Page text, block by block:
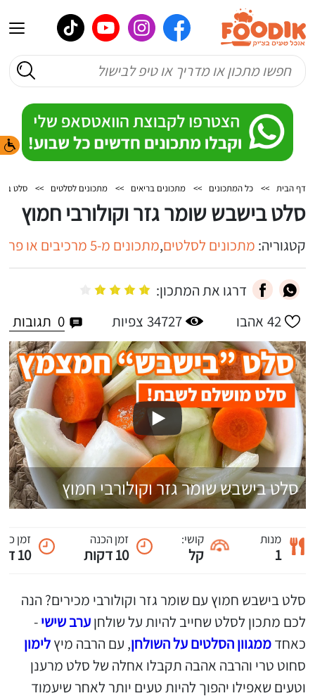
דף הבית >> כל המתכונים >> מתכונים בריאים >> מתכונים לסלטים >> סלט
סלט בישבש שומר גזר וקולורבי חמוץ
קטגוריה: מתכונים לסלטים,מתכונים מ-5 מרכיבים או פחות
דרגו את המתכון:
42 אהבו 34727 צפיות 0 תגובות
סלט בישבש שומר גזר וקולורבי חמוץ
מנות
1
קושי:
קל
זמן הכנה
10 דקות
זמן
10 דקות
סלט בישבש חמוץ עם שומר גזר וקולורבי מכירים? הנה
לכם מתכון לסלט שחייב להיות על שולחןערב שישי-
כאחדממגוון הסלטים על השולחן, עם הרבה מיץלימון
סחוט טרי והרבה אהבה תקבלו אחלה של סלט מרענן
וטעים שאפילו יהפוך להיות טעים יותר לאחר שיעמוד